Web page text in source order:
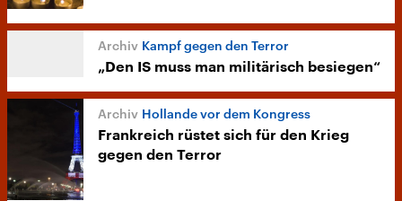
Kampf gegen den Terror
„Den IS muss man militärisch besiegen“
Hollande vor dem Kongress
Frankreich rüstet sich für den Krieg
gegen den Terror